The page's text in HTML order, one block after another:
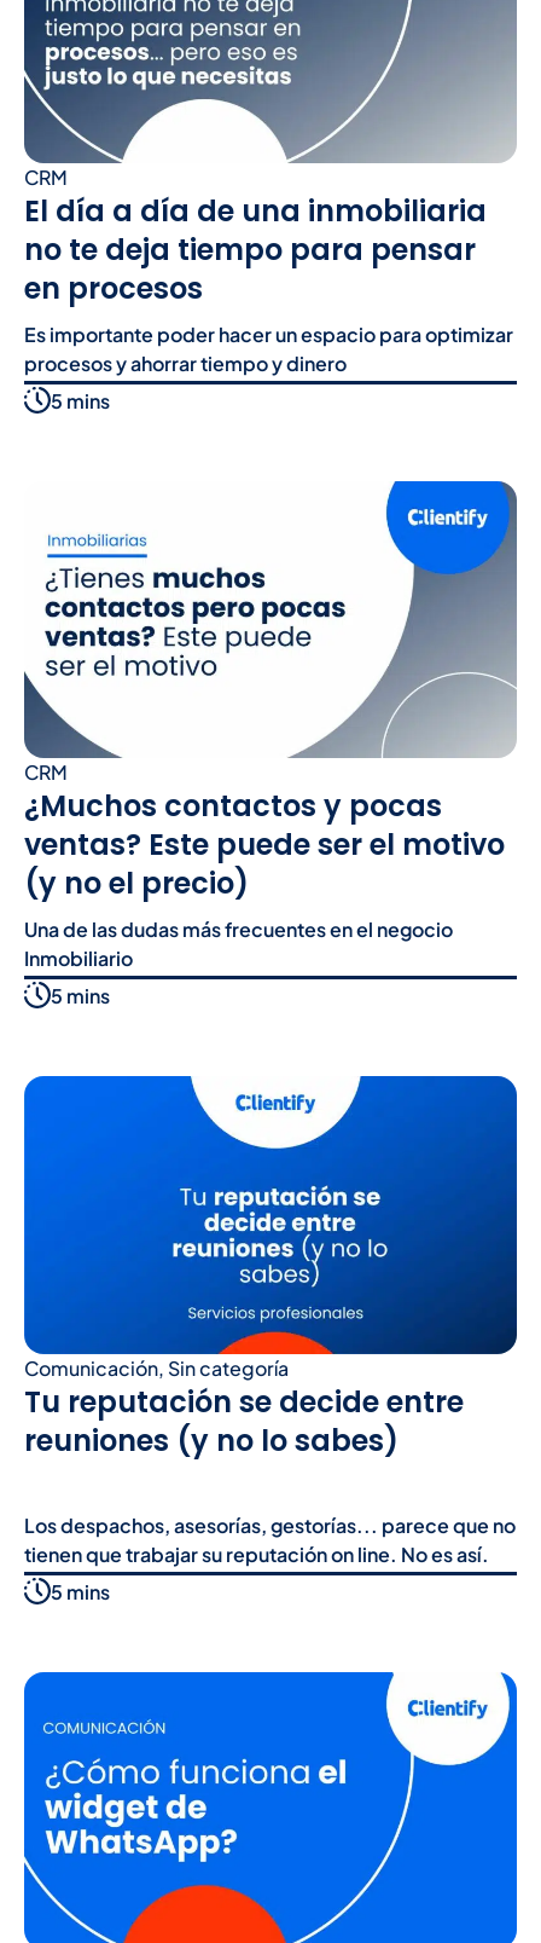
CRM
El día a día de una inmobiliaria
no te deja tiempo para pensar
en procesos
Es importante poder hacer un espacio para optimizar
procesos y ahorrar tiempo y dinero
5 mins
CRM
¿Muchos contactos y pocas
ventas? Este puede ser el motivo
(y no el precio)
Una de las dudas más frecuentes en el negocio
Inmobiliario
5 mins
Comunicación, Sin categoría
Tu reputación se decide entre
reuniones (y no lo sabes)
Los despachos, asesorías, gestorías... parece que no
tienen que trabajar su reputación on line. No es así.
5 mins